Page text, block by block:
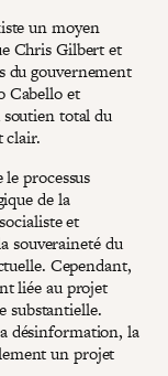
un moyen
Chris Gilbert et
du gouvernement
Cabello et
total du
clair.
processus
de la
et
souveraineté du
Cependant,
liée au projet
substantielle.
désinformation, la
un projet